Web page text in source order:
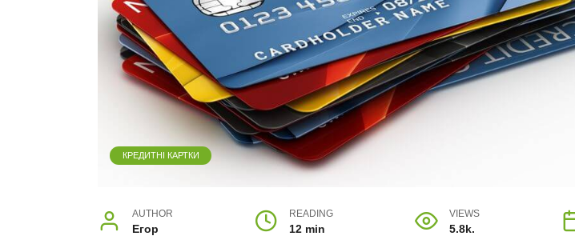
КРЕДИТНІ КАРТКИ
AUTHOR
Егор
READING
12 min
VIEWS
5.8k.